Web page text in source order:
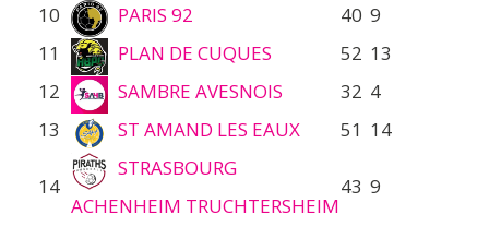
10
PARIS 92 40 9
11
PLAN DE CUQUES 52 13
12
SAMBRE AVESNOIS 32 4
13
ST AMAND LES EAUX 51 14
14
STRASBOURG
ACHENHEIM TRUCHTERSHEIM
43 9